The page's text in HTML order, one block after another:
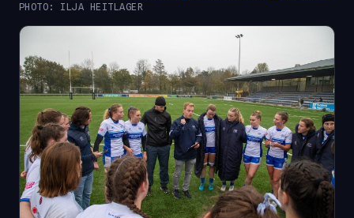
PHOTO: ILJA HEITLAGER